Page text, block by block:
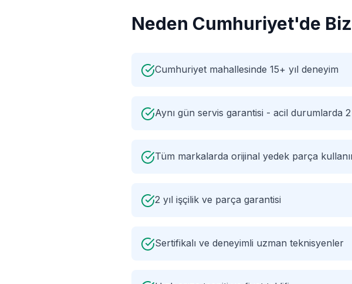
Neden Cumhuriyet'de
Cumhuriyet mahallesinde 15+ yıl deneyim
Aynı gün servis garantisi - acil durumlarda
Tüm markalarda orijinal yedek parça
2 yıl işçilik ve parça garantisi
Sertifikalı ve deneyimli uzman teknisyenler